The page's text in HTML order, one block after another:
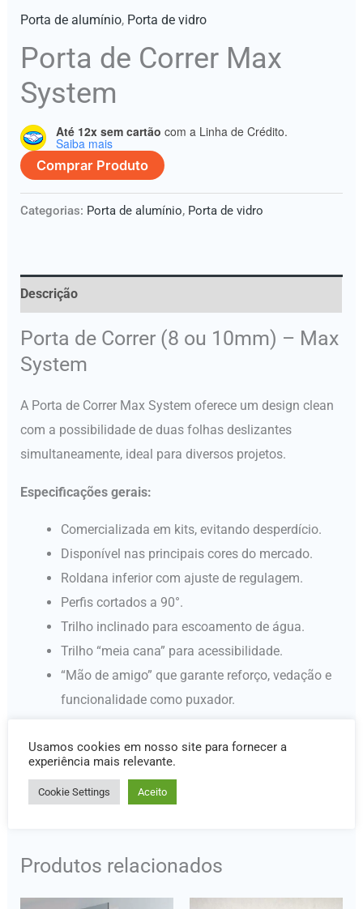
Porta de alumínio, Porta de vidro
Porta de Correr Max
System
Até 12x sem cartão com a Linha de Crédito.
Saiba mais
Comprar Produto
Categorias: Porta de alumínio, Porta de vidro
Descrição
Porta de Correr (8 ou 10mm) – Max
System
A Porta de Correr Max System oferece um design clean
com a possibilidade de duas folhas deslizantes
simultaneamente, ideal para diversos projetos.
Especificações gerais:
Comercializada em kits, evitando desperdício.
Disponível nas principais cores do mercado.
Roldana inferior com ajuste de regulagem.
Perfis cortados a 90°.
Trilho inclinado para escoamento de água.
Trilho “meia cana” para acessibilidade.
“Mão de amigo” que garante reforço, vedação e
funcionalidade como puxador.
A Max System combina estética e praticidade, perfeita
para qualquer ambiente!
Produtos relacionados
Usamos cookies em nosso site para fornecer a
experiência mais relevante.
Cookie Settings Aceito